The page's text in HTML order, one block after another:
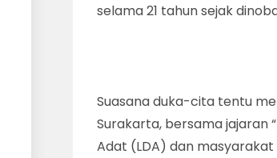
selama 21 tahun sejak
Suasana duka-cita tentu
Surakarta, bersama jajaran
Adat (LDA) dan